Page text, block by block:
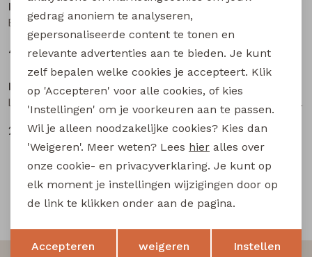
lizzi lou
Beaudine lds W20071 dames lange broek Bruin donker
44,99
12,50 24,99
Sale
lizzi lou
25,00 49,99
lizzi lou
Abigail lds Z10075 dames lange broek Kit
20,00 39,99
Snelle en betrouwbare levering
Terug Opslaan
gedrag anoniem te analyseren,
gepersonaliseerde content te tonen en
relevante advertenties aan te bieden. Je kunt
zelf bepalen welke cookies je accepteert. Klik
op 'Accepteren' voor alle cookies, of kies
'Instellingen' om je voorkeuren aan te passen.
Wil je alleen noodzakelijke cookies? Kies dan
'Weigeren'. Meer weten? Lees hier alles over
onze cookie- en privacyverklaring. Je kunt op
elk moment je instellingen wijzigingen door op
de link te klikken onder aan de pagina.
Accepteren weigeren Instellen